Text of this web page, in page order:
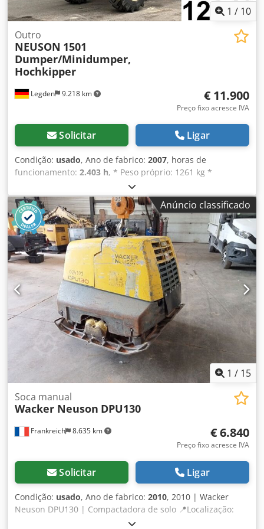
1 / 10
Legden 9.218 km
Outro
NEUSON 1501
Dumper/Minidumper,
Hochkipper
€ 11.900
Preço fixo acresce IVA
Solicitar Ligar
Condição: usado, Ano de fabrico: 2007, horas de
funcionamento: 2.403 h, * Peso próprio: 1261 kg *
Potência: 18,9 kW Dkjdpezq Nw Dofx Ak Dor * Ano de
fabrico: 2007 -----Número interno do veículo: 12349 Salvo
erro e omissão.
Anúncio classificado
1 / 15
Frankreich 8.635 km
Soca manual
Wacker Neuson DPU130
€ 6.840
Preço fixo acresce IVA
Solicitar Ligar
Condição: usado, Ano de fabrico: 2010, 2010 | Wacker
Neuson DPU130 | Compactadora de solo 📍Localização:
França 🚛 Entrega disponível no seu local – Utilize a nossa